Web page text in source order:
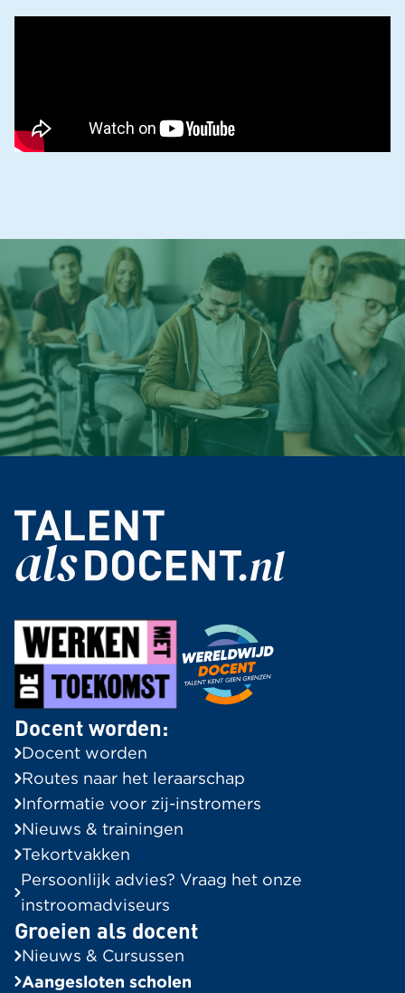
Docent worden:
Docent worden
Routes naar het leraarschap
Informatie voor zij-instromers
Nieuws & trainingen
Tekortvakken
Persoonlijk advies? Vraag het onze
instroomadviseurs
Groeien als docent
Nieuws & Cursussen
Aangesloten scholen